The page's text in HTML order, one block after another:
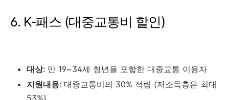
6. K‑패스 (대중교통비 할인)
대상: 만 19~34세 청년을 포함한 대중교통 이용자
지원내용: 대중교통비의 30% 적립 (저소득층은 최대